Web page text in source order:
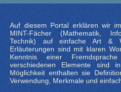
Auf diesem Portal erklären wir
MINT-Fächer (Mathematik,
Technik) auf einfache Art &
Erläuterungen sind mit klaren
Kenntnis einer
verschiedenen Elemente sind
Möglichkeit enthalten sie
Verwendung, Merkmale und